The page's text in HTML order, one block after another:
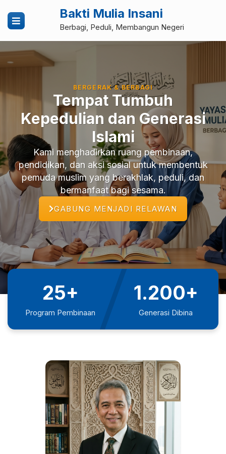
Bakti Mulia Insani
Berbagi, Peduli, Membangun Negeri
Bakti
Mulia
Insani
Berbagi,
Peduli,
Membangun
Negeri
BERGERAK & BERBAGI
Tempat Tumbuh
Kepedulian dan Generasi
Islami
Kami menghadirkan ruang pembinaan,
pendidikan, dan aksi sosial untuk membentuk
pemuda muslim yang berakhlak, peduli, dan
bermanfaat bagi sesama.
GABUNG MENJADI RELAWAN
25+
Program Pembinaan
1.200+
Generasi Dibina
150+
Relawan Peduli
2.500+
Penerima Bantuan
100+
Aksi Kemanusiaan